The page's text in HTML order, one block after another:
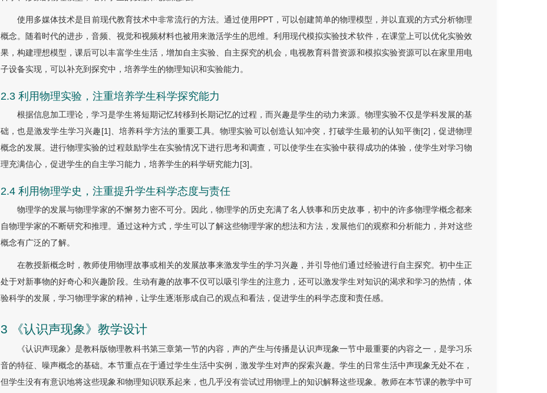
使用多媒体技术是目前现代教育技术中非常流行的方法。通过使用PPT，可以创建简单的物理模型，并以直观的方式分析物理
概念。随着时代的进步，音频、视觉和视频材料也被用来激活学生的思维。利用现代模拟实验技术软件，在课堂上可以优化实验效
果，构建理想模型，课后可以丰富学生生活，增加自主实验、自主探究的机会，电视教育科普资源和模拟实验资源可以在家里用电
子设备实现，可以补充到探究中，培养学生的物理知识和实验能力。
2.3 利用物理实验，注重培养学生科学探究能力
根据信息加工理论，学习是学生将短期记忆转移到长期记忆的过程，而兴趣是学生的动力来源。物理实验不仅是学科发展的基
础，也是激发学生学习兴趣[1]、培养科学方法的重要工具。物理实验可以创造认知冲突，打破学生最初的认知平衡[2]，促进物理
概念的发展。进行物理实验的过程鼓励学生在实验情况下进行思考和调查，可以使学生在实验中获得成功的体验，使学生对学习物
理充满信心，促进学生的自主学习能力，培养学生的科学研究能力[3]。
2.4 利用物理学史，注重提升学生科学态度与责任
物理学的发展与物理学家的不懈努力密不可分。因此，物理学的历史充满了名人轶事和历史故事，初中的许多物理学概念都来
自物理学家的不断研究和推理。通过这种方式，学生可以了解这些物理学家的想法和方法，发展他们的观察和分析能力，并对这些
概念有广泛的了解。
在教授新概念时，教师使用物理故事或相关的发展故事来激发学生的学习兴趣，并引导他们通过经验进行自主探究。初中生正
处于对新事物的好奇心和兴趣阶段。生动有趣的故事不仅可以吸引学生的注意力，还可以激发学生对知识的渴求和学习的热情，体
验科学的发展，学习物理学家的精神，让学生逐渐形成自己的观点和看法，促进学生的科学态度和责任感。
3 《认识声现象》教学设计
《认识声现象》是教科版物理教科书第三章第一节的内容，声的产生与传播是认识声现象一节中最重要的内容之一，是学习乐
音的特征、噪声概念的基础。本节重点在于通过学生生活中实例，激发学生对声的探索兴趣。学生的日常生活中声现象无处不在，
但学生没有有意识地将这些现象和物理知识联系起来，也几乎没有尝试过用物理上的知识解释这些现象。教师在本节课的教学中可